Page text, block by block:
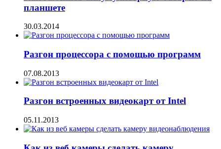
планшете
30.03.2014
Разгон процессора с помощью программ
07.08.2013
Разгон встроенных видеокарт от Intel
05.11.2013